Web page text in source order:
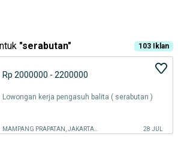
"serabutan" 103 Iklan
Rp 2000000 - 2200000
Lowongan kerja pengasuh balita ( serabutan )
28 JUL